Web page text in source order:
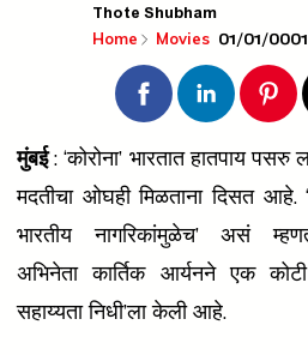
Thote Shubham
Home Movies 01/01/
मुंबई: ‘कोरोना’ भारतात हातपाय
मदतीचा ओघही मिळताना दिसत
भारतीय नागरिकांमुळेच’ असं
अभिनेताकार्तिक आर्यननेएक कोटी
सहाय्यता निधी’ला केली आहे.